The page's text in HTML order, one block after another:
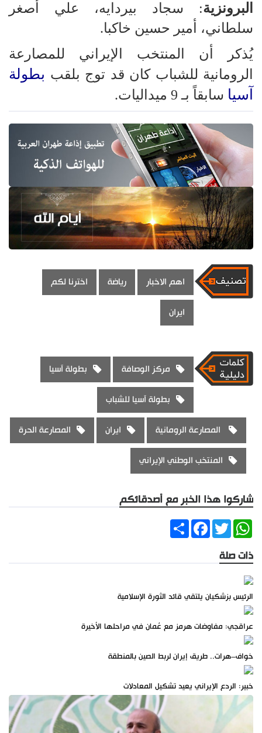
البرونزية: سجاد بيردايه، علي أصغر
سلطاني، أمير حسين خاكبا.
يُذكر أن المنتخب الإيراني للمصارعة
الرومانية للشباب كان قد توج بلقب بطولة
آسيا سابقاً بـ 9 ميداليات.
اهم الاخبار رياضة اخترنا لكم
ايران
مركز الوصافة بطولة آسيا
بطولة آسيا للشباب
المصارعة الرومانية ايران المصارعة الحرة
المنتخب الوطني الإيراني
شاركوا هذا الخبر مع أصدقائكم
ShareFacebookTwitter
WhatsApp
ذات صلة
الرئيس بزشكيان يلتقي قائد الثورة الإسلامية
عراقجي: مفاوضات هرمز مع عُمان في مراحلها الأخيرة
خواف–هرات.. طريق إيران لربط الصين بالمنطقة
خبير: الردع الإيراني يعيد تشكيل المعادلات